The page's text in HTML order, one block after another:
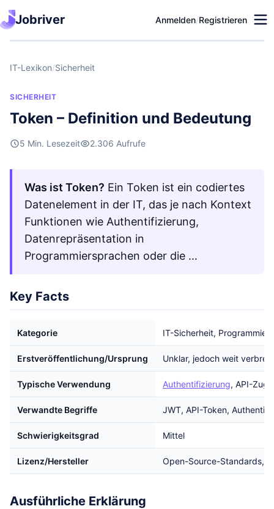
Jobriver Anmelden/Registrieren
IT-Lexikon/Sicherheit
SICHERHEIT
Token – Definition und Bedeutung
5 Min. Lesezeit 2.306 Aufrufe
Was ist Token? Ein Token ist ein codiertes
Datenelement in der IT, das je nach Kontext
Funktionen wie Authentifizierung,
Datenrepräsentation in
Programmiersprachen oder die …
Key Facts
Kategorie IT-Sicherheit,
Erstveröffentlichung/Ursprung Unklar, jedoch weit
Typische Verwendung Authentifizierung, API-
Verwandte Begriffe JWT, API-Token,
Schwierigkeitsgrad Mittel
Lizenz/Hersteller Open-Source-Standards,
Ausführliche Erklärung